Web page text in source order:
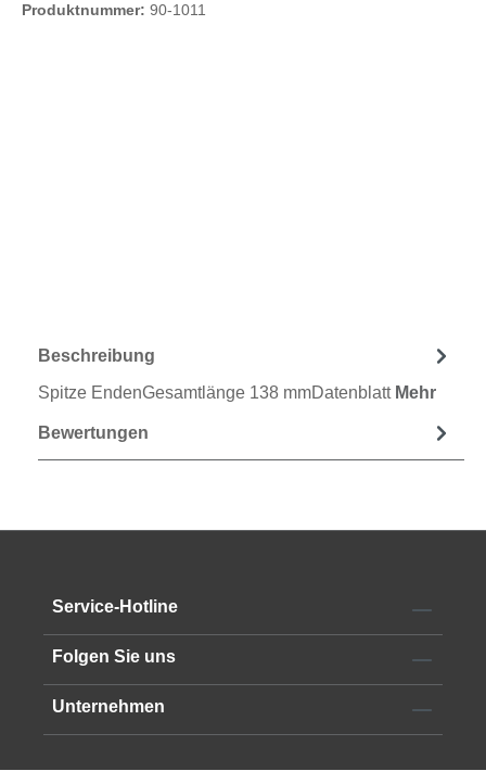
Produktnummer: 90-1011
Beschreibung
Spitze EndenGesamtlänge 138 mmDatenblatt Mehr
Bewertungen
Service-Hotline
Folgen Sie uns
Unternehmen